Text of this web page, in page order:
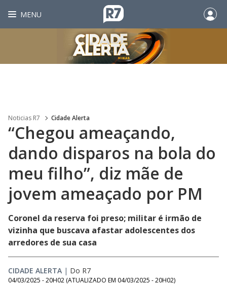
MENU
Noticias R7 Cidade Alerta
“Chegou ameaçando,
dando disparos na bola do
meu filho”, diz mãe de
jovem ameaçado por PM
Coronel da reserva foi preso; militar é irmão de
vizinha que buscava afastar adolescentes dos
arredores de sua casa
CIDADE ALERTA | Do R7
04/03/2025 - 20H02 (ATUALIZADO EM 04/03/2025 - 20H02)